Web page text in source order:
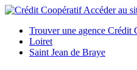
Accéder au
Trouver une agence Crédit
Loiret
Saint Jean de Braye